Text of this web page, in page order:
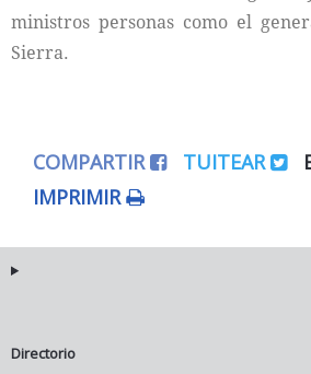
ministros personas como el
Sierra.
COMPARTIR TUITEAR
IMPRIMIR
Directorio